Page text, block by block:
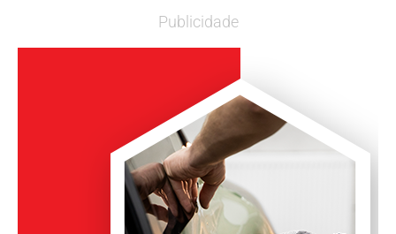
Publicidade